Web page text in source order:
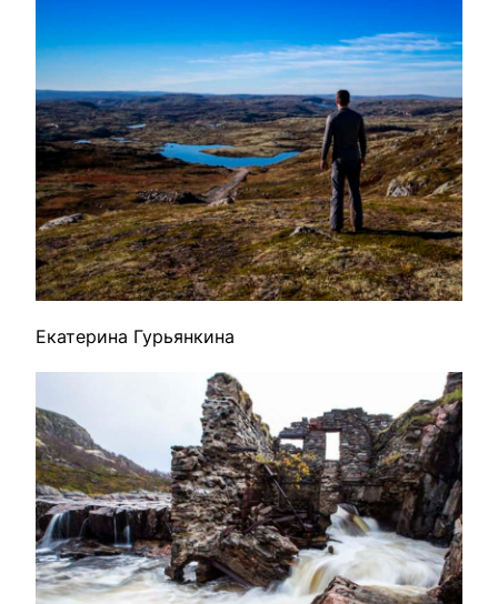
Екатерина Гурьянкина